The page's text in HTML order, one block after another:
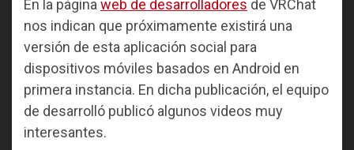
En la página web de desarrolladores de VRChat
nos indican que próximamente existirá una
versión de esta aplicación social para
dispositivos móviles basados en Android en
primera instancia. En dicha publicación, el equipo
de desarrolló publicó algunos videos muy
interesantes.